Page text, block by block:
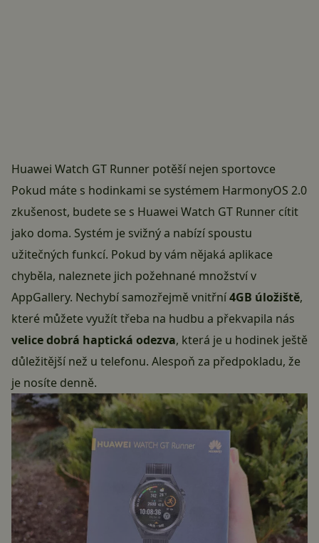
Huawei Watch GT Runner potěší nejen sportovce
Pokud máte s hodinkami se systémem HarmonyOS 2.0
zkušenost, budete se s Huawei Watch GT Runner cítit
jako doma. Systém je svižný a nabízí spoustu
užitečných funkcí. Pokud by vám nějaká aplikace
chyběla, naleznete jich požehnané množství v
AppGallery. Nechybí samozřejmě vnitřní4GB úložiště,
které můžete využít třeba na hudbu a překvapila nás
velice dobrá haptická odezva, která je u hodinek ještě
důležitější než u telefonu. Alespoň za předpokladu, že
je nosíte denně.